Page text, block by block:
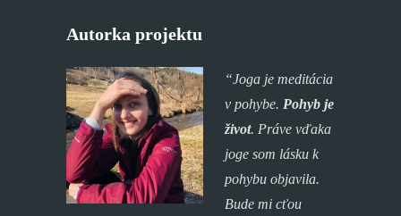
Autorka projektu
“Joga je meditácia
v pohybe. Pohyb je
život. Práve vďaka
joge som lásku k
pohybu objavila.
Bude mi cťou